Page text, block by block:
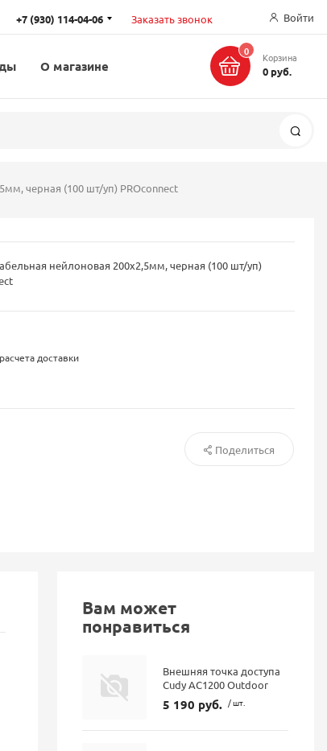
+7 (930) 114-04-06 Заказать звонок Войти
О магазине
0 Корзина
0 руб.
черная (100 шт/уп) PROconnect
нейлоновая 200x2,5мм, черная (100 шт/уп)
доставки
Поделиться
Вам может
понравиться
Внешняя точка доступа
Cudy AС1200 Outdoor
5 190 руб. / шт.